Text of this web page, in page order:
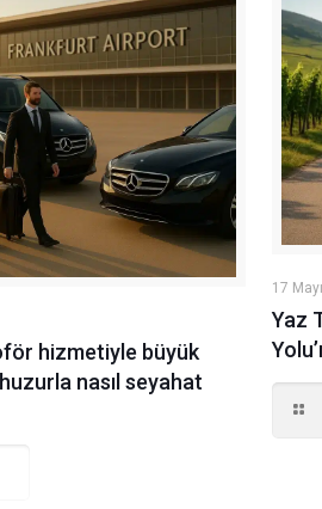
hizmetiyle büyük
nasıl seyahat
17
Yaz